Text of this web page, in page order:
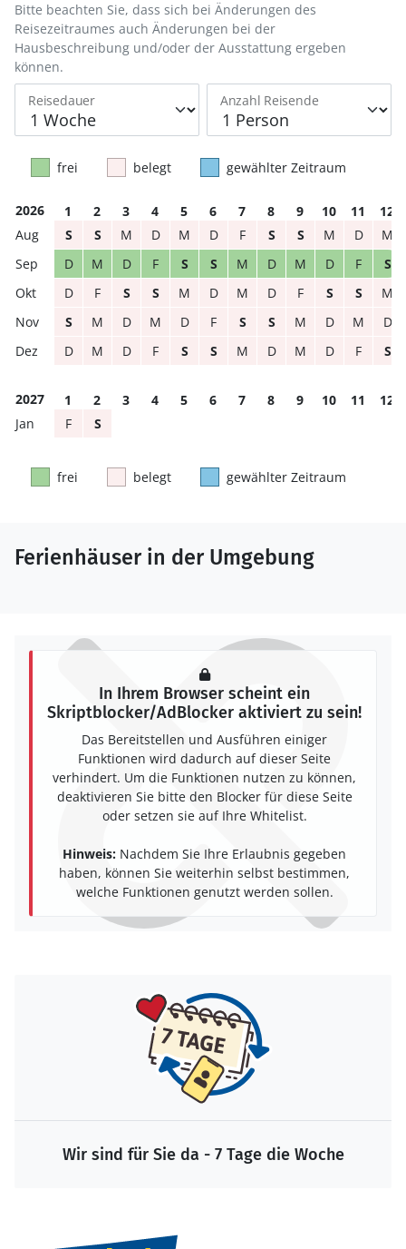
Reisedauer Anzahl Reisende
Bitte beachten Sie, dass sich bei Änderungen des
Reisezeitraumes auch Änderungen bei der
Hausbeschreibung und/oder der Ausstattung ergeben
können.
frei belegt gewählter Zeitraum
2026 1 2 3 4 5 6 7 8 9 10 11
12
S
S M D M D F S S M D
M
D
M D F S S M D M D F
S
D
F S S M D M D F S S
M
S
M D M D F S S M D M
D
D
M D F S S M D M D F S
2027 1 2 3 4 5 6 7 8 9 10 11
12
F
S
frei belegt gewählter Zeitraum
Ferienhäuser in der Umgebung
In Ihrem Browser scheint ein
Skriptblocker/AdBlocker aktiviert zu sein!
Das Bereitstellen und Ausführen einiger
Funktionen wird dadurch auf dieser Seite
verhindert. Um die Funktionen nutzen zu können,
deaktivieren Sie bitte den Blocker für diese Seite
oder setzen sie auf Ihre Whitelist.
Hinweis: Nachdem Sie Ihre Erlaubnis gegeben
haben, können Sie weiterhin selbst bestimmen,
welche Funktionen genutzt werden sollen.
Wir sind für Sie da - 7 Tage die Woche